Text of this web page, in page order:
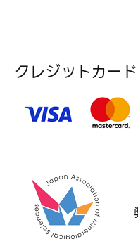
クレジットカー